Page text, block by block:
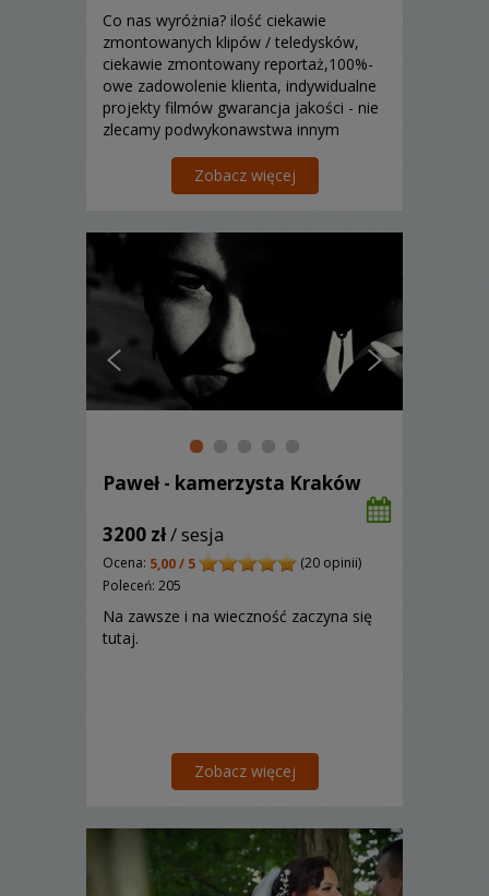
Co nas wyróżnia? ilość ciekawie
zmontowanych klipów / teledysków,
ciekawie zmontowany reportaż,100%-
owe zadowolenie klienta, indywidualne
projekty filmów gwarancja jakości - nie
zlecamy podwykonawstwa innym
Zobacz więcej
Paweł - kamerzysta Kraków
3200 zł/ sesja
Ocena: 5,00 / 5
(20 opinii)
Poleceń: 205
Na zawsze i na wieczność zaczyna się
tutaj.
Zobacz więcej